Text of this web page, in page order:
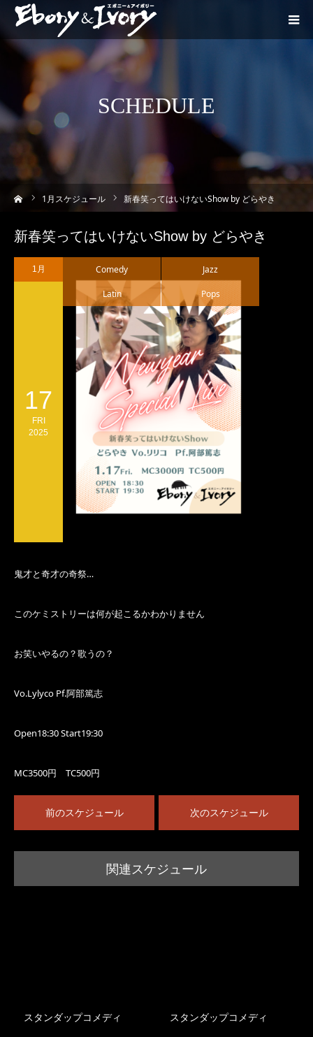
SCHEDULE
1 月スケジュール 新春笑ってはいけないShow by どらやき
新春笑ってはいけないShow by どらやき
1月
17
FRI
2025
Comedy Jazz
Latin Pops
鬼才と奇才の奇祭…
このケミストリーは何が起こるかわかりません
お笑いやるの？歌うの？
Vo.Lylyco Pf.阿部篤志
Open18:30 Start19:30
MC3500円 TC500円
前のスケジュール 次のスケジュール
関連スケジュール
スタンダップコメディ スタンダップコメディ